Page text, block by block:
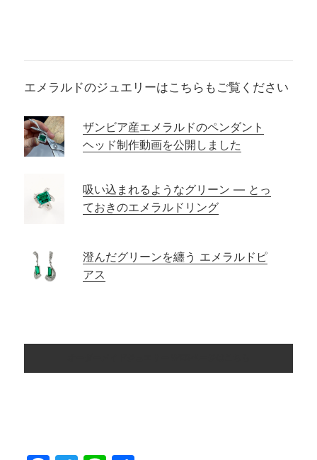
エメラルドのジュエリーはこちらもご覧ください
ザンビア産エメラルドのペンダント
ヘッド制作動画を公開しました
吸い込まれるようなグリーン ― とっ
ておきのエメラルドリング
澄んだグリーンを纏う エメラルドピ
アス